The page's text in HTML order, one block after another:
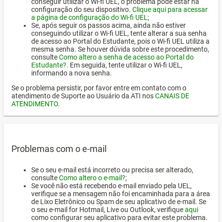
configuração do seu dispositivo. Clique aqui para acessar
a página de configuração do Wi-fi UEL ;
Se, após seguir os passos acima, ainda não estiver
conseguindo utilizar o Wi-fi UEL, tente alterar a sua senha
de acesso ao Portal do Estudante, pois o Wi-fi UEL utiliza a
mesma senha. Se houver dúvida sobre este procedimento,
consulteComo altero a senha de acesso ao Portal do
Estudante?. Em seguida, tente utilizar o Wi-fi UEL,
informando a nova senha.
Se o problema persistir, por favor entre em contato com o
atendimento de Suporte ao Usuário da ATI nosCANAIS DE
ATENDIMENTO.
Problemas com o e-mail
Se o seu e-mail está incorreto ou precisa ser alterado,
consulteComo altero o e-mail?;
Se você não está recebendo e-mail enviado pela UEL,
verifique se a mensagem não foi encaminhada para a área
de Lixo Eletrônico ou Spam de seu aplicativo de e-mail. Se
o seu e-mail for Hotmail, Live ou Outlook, verifiqueaqui
como configurar seu aplicativo para evitar este problema.